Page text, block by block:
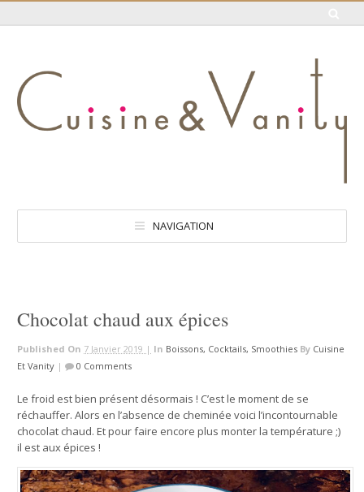
NAVIGATION
Chocolat chaud aux épices
Published On 7 Janvier 2019 | In Boissons, Cocktails, Smoothies By Cuisine
Et Vanity | 0 Comments
Le froid est bien présent désormais ! C’est le moment de se
réchauffer. Alors en l’absence de cheminée voici l’incontournable
chocolat chaud. Et pour faire encore plus monter la température ;)
il est aux épices !